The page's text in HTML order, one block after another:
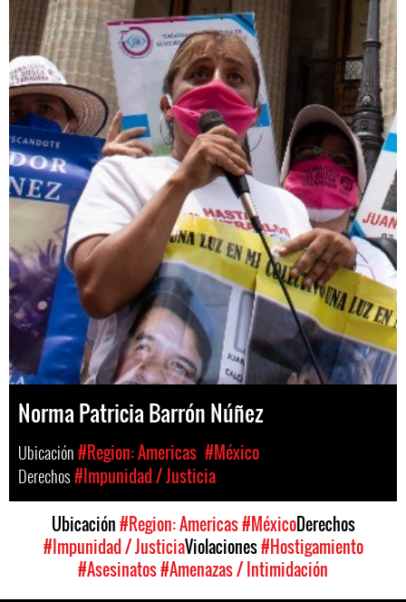
Norma Patricia Barrón Núñez
Ubicación#Region: Americas #México
Derechos#Impunidad / Justicia
Ubicación#Region: Americas#MéxicoDerechos
#Impunidad / JusticiaViolaciones#Hostigamiento
#Asesinatos#Amenazas / Intimidación